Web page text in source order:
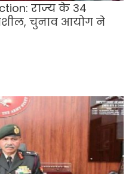
राज्य के 34
चुनाव आयोग ने